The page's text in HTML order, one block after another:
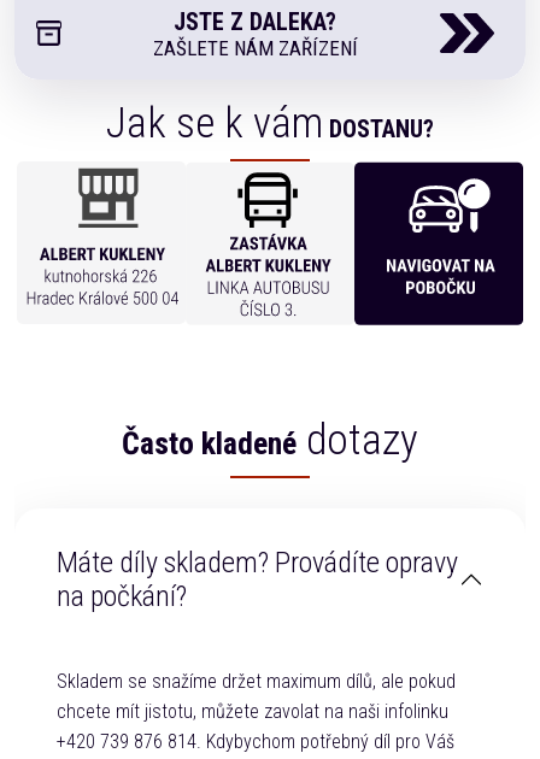
JSTE Z DALEKA?
ZAŠLETE NÁM ZAŘÍZENÍ
Jak se k vám DOSTANU?
Často kladené dotazy
Máte díly skladem? Provádíte opravy
na počkání?
Skladem se snažíme držet maximum dílů, ale pokud
chcete mít jistotu, můžete zavolat na naši infolinku
+420 739 876 814. Kdybychom potřebný díl pro Váš